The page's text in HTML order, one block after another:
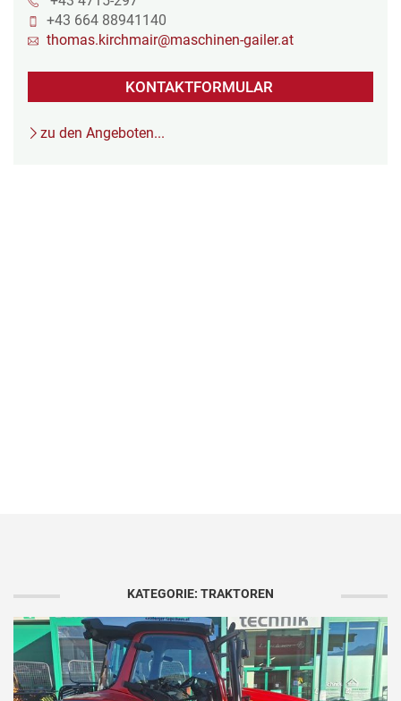
+43 664 88941140
thomas.kirchmair@maschinen-gailer.at
KONTAKTFORMULAR
zu den Angeboten...
KATEGORIE: TRAKTOREN